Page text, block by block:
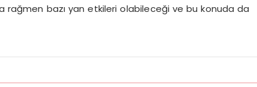
bazı yan etkileri olabileceği ve bu konuda da